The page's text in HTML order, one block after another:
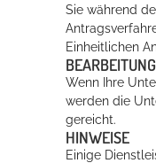
Sie während
Einheitlichen
Wenn Ihre
werden die
gereicht.
HINWEISE
Einige